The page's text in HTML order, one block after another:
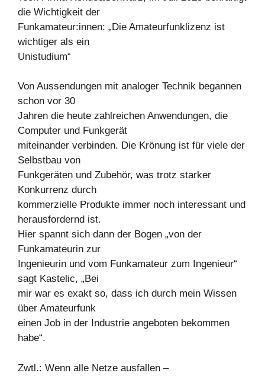
die Wichtigkeit der
Funkamateur:innen: „Die Amateurfunklizenz ist
wichtiger als ein
Unistudium“
Von Aussendungen mit analoger Technik begannen
schon vor 30
Jahren die heute zahlreichen Anwendungen, die
Computer und Funkgerät
miteinander verbinden. Die Krönung ist für viele der
Selbstbau von
Funkgeräten und Zubehör, was trotz starker
Konkurrenz durch
kommerzielle Produkte immer noch interessant und
herausfordernd ist.
Hier spannt sich dann der Bogen „von der
Funkamateurin zur
Ingenieurin und vom Funkamateur zum Ingenieur“
sagt Kastelic, „Bei
mir war es exakt so, dass ich durch mein Wissen
über Amateurfunk
einen Job in der Industrie angeboten bekommen
habe“.
Zwtl.: Wenn alle Netze ausfallen –